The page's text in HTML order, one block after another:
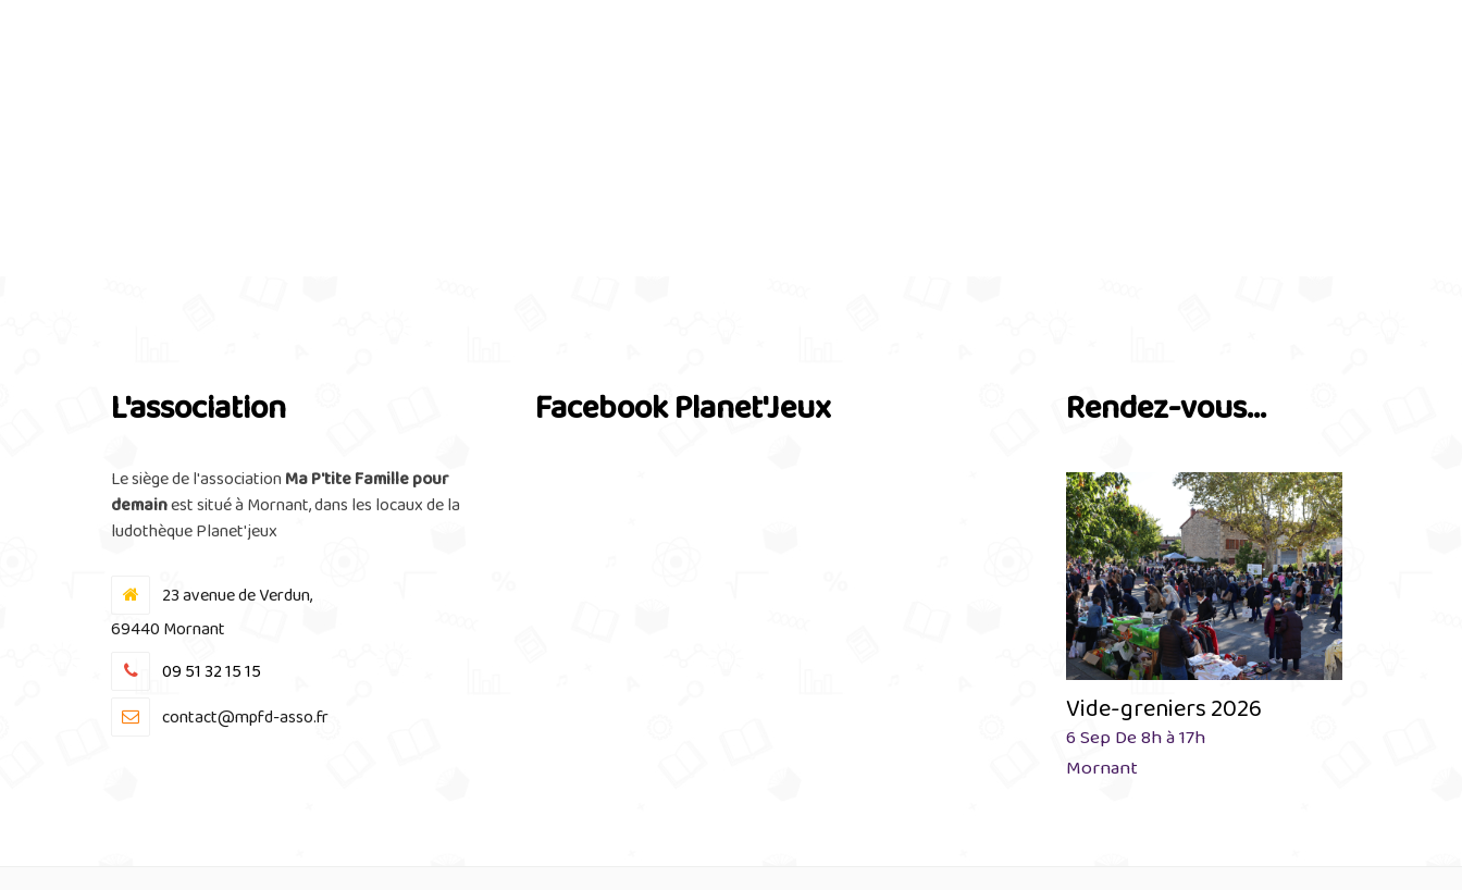
L'association
Le siège de l'association Ma P'tite Famille pour
demainest situé à Mornant, dans les locaux de la
ludothèque Planet'jeux
23 avenue de Verdun,
69440 Mornant
09 51 32 15 15
contact@mpfd-asso.fr
Facebook Planet'Jeux Rendez-vous...
Vide-greniers 2026
6 Sep De 8h à 17h
Mornant